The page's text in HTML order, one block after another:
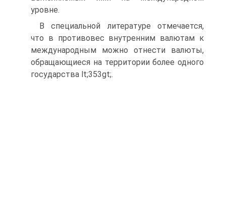
уровне.
В специальной литературе отмечается,
что в противовес внутренним валютам к
международным можно отнести валюты,
обращающиеся на территории более одного
государства lt;353gt;.